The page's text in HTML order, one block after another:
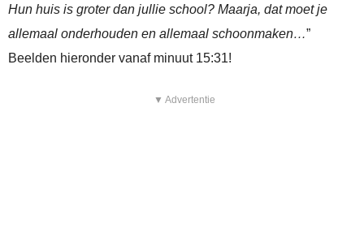
Hun huis is groter dan jullie school? Maarja, dat moet je
allemaal onderhouden en allemaal schoonmaken…”
Beelden hieronder vanaf minuut 15:31!
▼ Advertentie